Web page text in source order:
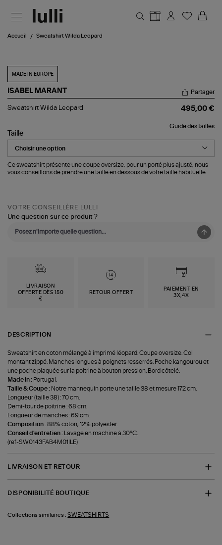
Accueil Sweatshirt Wilda Leopard
MADE IN EUROPE
ISABEL MARANT
Sweatshirt
Partager
Sweatshirt Wilda Leopard 495,00 €
Guide des tailles
Taille
Ce sweatshirt présente une coupe oversize, pour un porté plus ajusté, nous
vous conseillons de prendre une taille en dessous de votre taille habituelle.
VOTRE CONSEILLÈRE LULLI
Une question sur ce produit ?
LIVRAISON
OFFERTE DÈS 150
€
RETOUR OFFERT
PAIEMENT EN
3X,4X
DESCRIPTION
Sweatshirt en coton mélangé à imprimé léopard. Coupe oversize. Col
montant zippé. Manches longues à poignets resserrés. Poche kangourou et
une poche plaquée sur la poitrine à bouton pression. Bord côtelé.
Made in : Portugal.
Taille & Coupe : Notre mannequin porte une taille 38 et mesure 172 cm.
Longueur (taille 38) : 70 cm.
Demi-tour de poitrine : 68 cm.
Longueur de manches : 69 cm.
Composition :88% coton, 12% polyester.
Conseil d'entretien :
Lavage en machine à 30°C.
(ref-SW0143FAB4M01ILE)
LIVRAISON ET RETOUR
DISPONIBILITÉ BOUTIQUE
Collections similaires : SWEATSHIRTS